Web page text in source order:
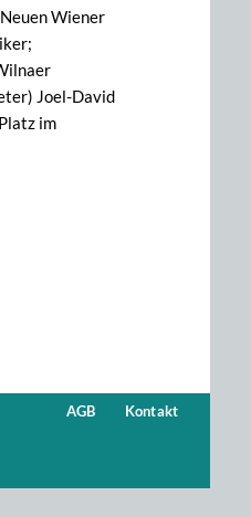
Wiener
Joel-David
im
AGB Kontakt